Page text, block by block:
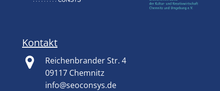
Kontakt
Reichenbrander Str. 4
09117 Chemnitz
info@seoconsys.de